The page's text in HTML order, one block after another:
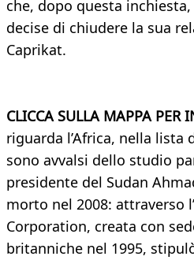
che, dopo questa inchiesta,
decise di chiudere la sua
Caprikat.
CLICCA SULLA MAPPA PER
riguarda l’Africa, nella lista
sono avvalsi dello studio
presidente del Sudan
morto nel 2008: attraverso
Corporation, creata con
britanniche nel 1995,